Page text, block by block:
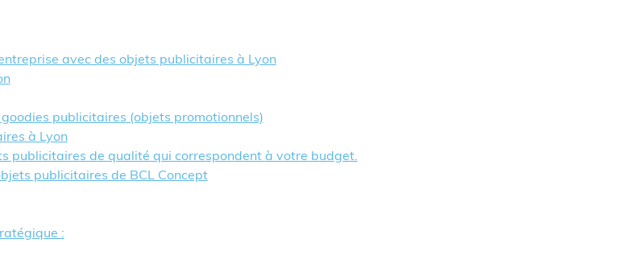
avec des objets publicitaires à Lyon
publicitaires (objets promotionnels)
à Lyon
publicitaires de qualité qui correspondent à votre budget.
publicitaires de BCL Concept
: